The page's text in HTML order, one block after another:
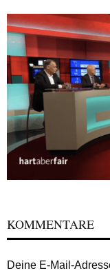
KOMMENTARE
Deine E-Mail-